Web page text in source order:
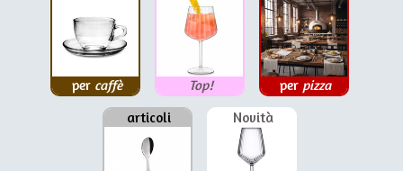
per caffè Top! per pizza
articoli
Novità